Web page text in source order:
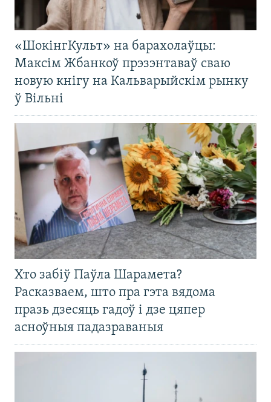
«ШокінгКульт» на барахолаўцы:
Максім Жбанкоў прэзэнтаваў сваю
новую кнігу на Кальварыйскім рынку
ў Вільні
Хто забіў Паўла Шарамета?
Расказваем, што пра гэта вядома
празь дзесяць гадоў і дзе цяпер
асноўныя падазраваныя